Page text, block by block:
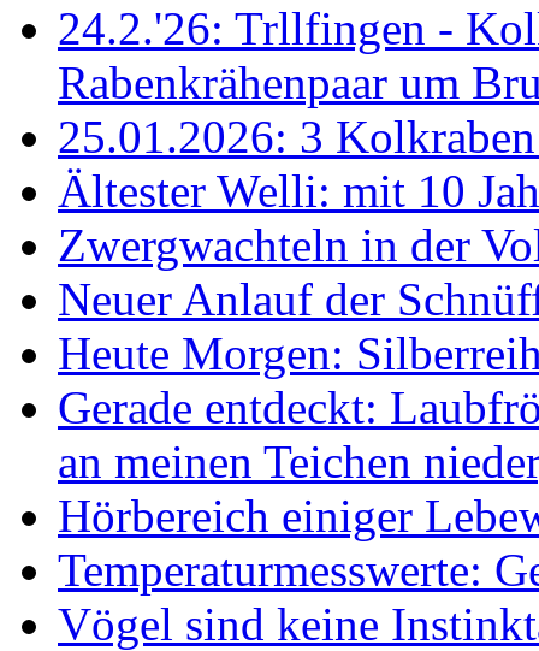
24.2.'26: Trllfingen -
Rabenkrähenpaar um
25.01.2026: 3
Ältester Welli: mit 10
Zwergwachteln in der
Neuer Anlauf der
Heute Morgen:
Gerade entdeckt:
an meinen Teichen
Hörbereich einiger
Temperaturmesswerte:
Vögel sind keine